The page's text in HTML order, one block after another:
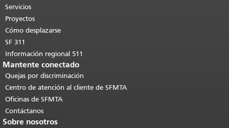
páginas.Volver al principio del
contenido principal
Servicios
Proyectos
Cómo desplazarse
SF 311
Información regional 511
Mantente conectado
Quejas por discriminación
Centro de atención al cliente de SFMTA
Oficinas de SFMTA
Contáctanos
Sobre nosotros